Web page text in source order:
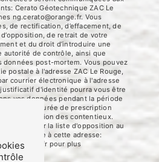
Cerato Géotechnique ZAC Le
ng.cerato@orange.fr. Vous
de rectification, d’effacement, de
de retrait de votre
et du droit d’introduire une
autorité de contrôle, ainsi que
données post-mortem. Vous pouvez
postale à l'adresse ZAC Le Rouge,
courrier électronique à l'adresse
d'identité pourra vous être
vos données pendant la période
la durée de prescription
et de gestion des contentieux.
inscrire sur la liste d'opposition au
disponible à cette adresse:
le site cnil.fr pour plus